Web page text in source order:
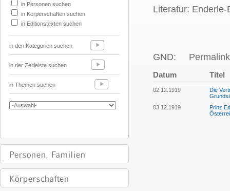
in Personen suchen
in Körperschaften suchen
in Editionstexten suchen
in den Kategorien suchen
in der Zeitleiste suchen
in Themen suchen
Literatur:
GND:
Datum Titel
02.12.1919
Die
03.12.1919
Prinz